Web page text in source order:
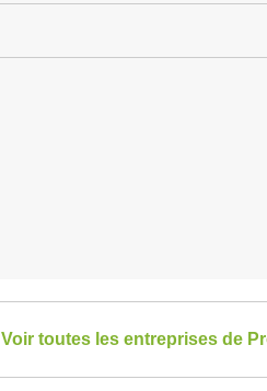
Voir toutes les entreprises de